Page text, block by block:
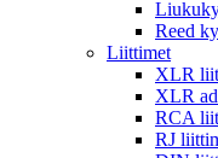
Reed
Liittimet
XLR
XLR
RCA
RJ